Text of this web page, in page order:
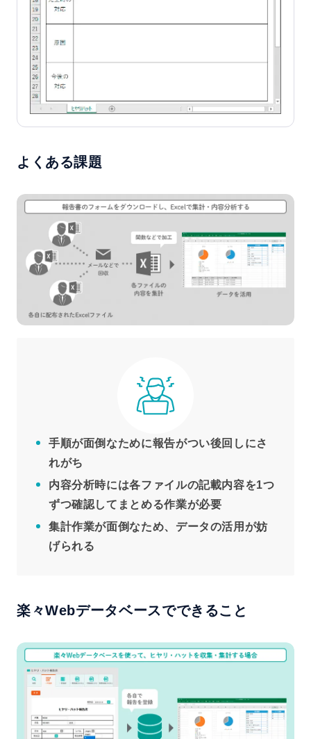
よくある課題
手順が面倒なために報告がつい後回しにさ
れがち
内容分析時には各ファイルの記載内容を1つ
ずつ確認してまとめる作業が必要
集計作業が面倒なため、データの活用が妨
げられる
楽々Webデータベースでできること